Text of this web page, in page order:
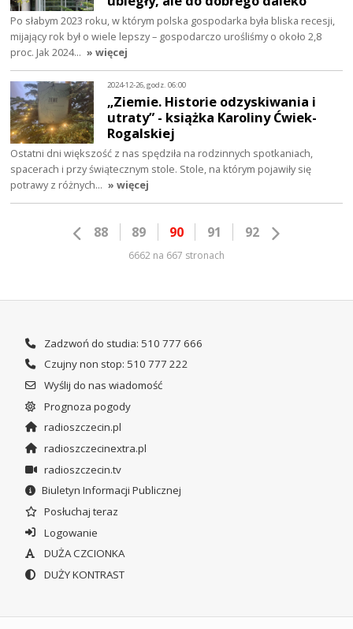
Po słabym 2023 roku, w którym polska gospodarka była bliska recesji,
mijający rok był o wiele lepszy – gospodarczo urośliśmy o około 2,8
proc. Jak 2024… » więcej
2024-12-26, godz. 06:00
„Ziemie. Historie odzyskiwania i
utraty” - książka Karoliny Ćwiek-
Rogalskiej
Ostatni dni większość z nas spędziła na rodzinnych spotkaniach,
spacerach i przy świątecznym stole. Stole, na którym pojawiły się
potrawy z różnych… » więcej
88 89 90 91 92
6662 na 667 stronach
Zadzwoń do studia: 510 777 666
Czujny non stop: 510 777 222
Wyślij do nas wiadomość
Prognoza pogody
radioszczecin.pl
radioszczecinextra.pl
radioszczecin.tv
Biuletyn Informacji Publicznej
Posłuchaj teraz
Logowanie
DUŻA CZCIONKA
DUŻY KONTRAST